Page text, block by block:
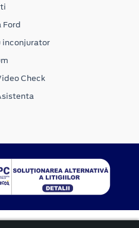
Ford
inconjurator
Check